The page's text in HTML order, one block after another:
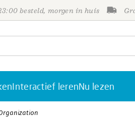
besteld, morgen in huis
Interactief lerenNu lezen